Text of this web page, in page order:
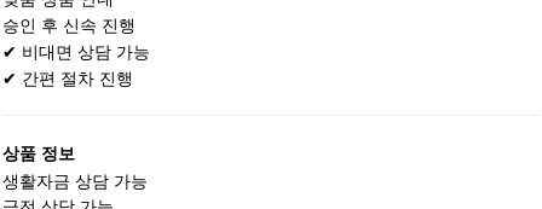
승인 후 신속 진행
✔ 비대면 상담 가능
✔ 간편 절차 진행
상품 정보
생활자금 상담 가능